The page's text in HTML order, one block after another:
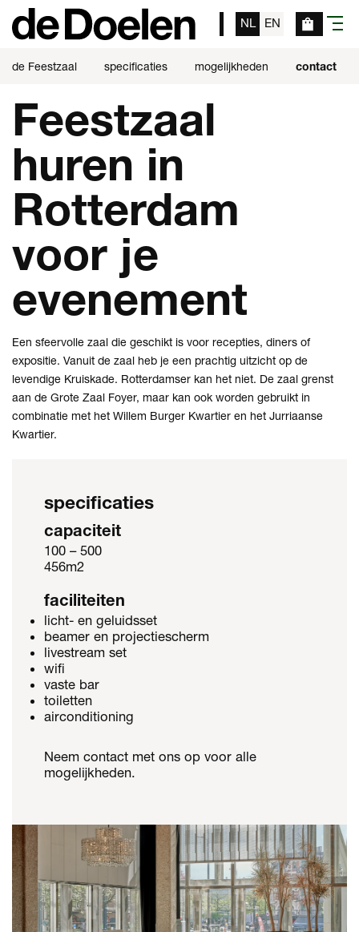
NL EN menu
de Feestzaal specificaties mogelijkheden contact
Feestzaal
huren in
Rotterdam
voor je
evenement
Een sfeervolle zaal die geschikt is voor recepties, diners of
expositie. Vanuit de zaal heb je een prachtig uitzicht op de
levendige Kruiskade. Rotterdamser kan het niet. De zaal grenst
aan de Grote Zaal Foyer, maar kan ook worden gebruikt in
combinatie met het Willem Burger Kwartier en het Jurriaanse
Kwartier.
specificaties
capaciteit
100 – 500
456m2
faciliteiten
licht- en geluidsset
beamer en projectiescherm
livestream set
wifi
vaste bar
toiletten
airconditioning
Neem contact met ons op voor alle
mogelijkheden.